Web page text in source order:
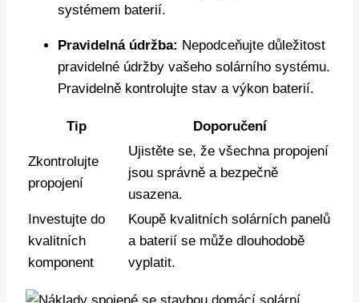
systémem baterií.
Pravidelná údržba: Nepodceňujte důležitost
pravidelné údržby vašeho solárního systému.
Pravidelně kontrolujte stav a výkon baterií.
Tip Doporučení
Zkontrolujte
propojení
Ujistěte se, že všechna propojení
jsou správně a bezpečně
usazena.
Investujte do
kvalitních
komponent
Koupě kvalitních solárních panelů
a baterií se může dlouhodobě
vyplatit.